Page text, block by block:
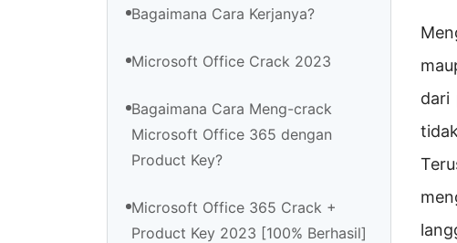
Bagaimana Cara Kerjanya?
Microsoft Office Crack 2023
Bagaimana Cara Meng-crack
Microsoft Office 365 dengan
Product Key?
Microsoft Office 365 Crack +
Product Key 2023 [100% Berhasil]
dari